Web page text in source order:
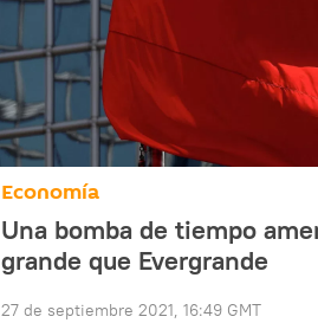
Economía
Una bomba de tiempo
grande que Evergrande
27 de septiembre 2021, 16:49 GMT